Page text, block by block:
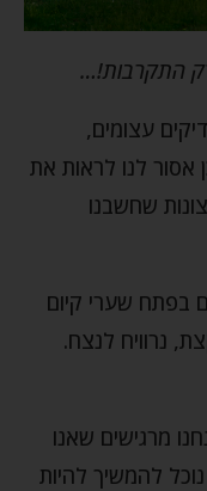
התקרבות!…
עצומים,
לנו לראות את
שחשבנו
בפתח שערי קיום
נרוויח לנצח.
מרגישים שאנו
להמשיך להיות